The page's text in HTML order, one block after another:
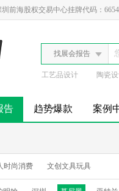
圳前海股权交易中心挂牌代码：
找展会报告
工艺品设计 陶瓷
告 趋势爆款 案例
时尚消费 文创文具玩具